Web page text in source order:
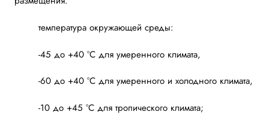
температура окружающей среды:
-45 до +40 °С для умеренного климата,
-60 до +40 °С для умеренного и холодного климата,
-10 до +45 °С для тропического климата;